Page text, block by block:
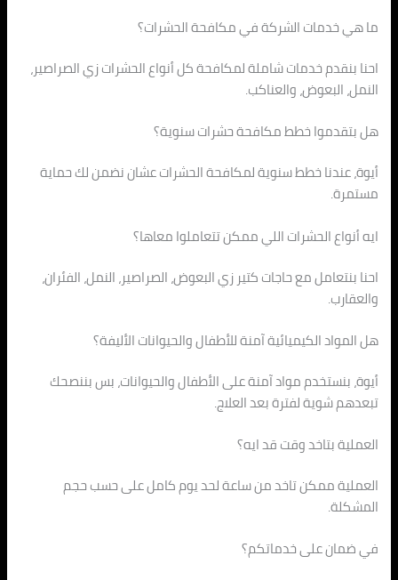
ما هي خدمات الشركة في مكافحة الحشرات؟
احنا بنقدم خدمات شاملة لمكافحة كل أنواع الحشرات زي الصراصير،
النمل، البعوض، والعناكب.
هل بتقدموا خطط مكافحة حشرات سنوية؟
أيوة، عندنا خطط سنوية لمكافحة الحشرات عشان نضمن لك حماية
مستمرة.
ايه أنواع الحشرات اللي ممكن تتعاملوا معاها؟
احنا بنتعامل مع حاجات كتير زي البعوض، الصراصير، النمل، الفئران،
والعقارب.
هل المواد الكيميائية آمنة للأطفال والحيوانات الأليفة؟
أيوة، بنستخدم مواد آمنة على الأطفال والحيوانات، بس بننصحك
تبعدهم شوية لفترة بعد العلاج.
العملية بتاخد وقت قد ايه؟
العملية ممكن تاخد من ساعة لحد يوم كامل على حسب حجم
المشكلة.
في ضمان على خدماتكم؟